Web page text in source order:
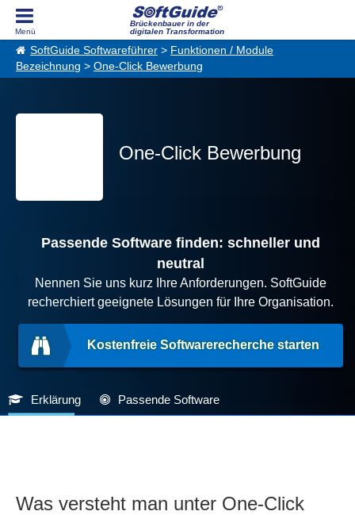
Brückenbauer in der
digitalen Transformation
SoftGuide Softwareführer > Funktionen / Module
Bezeichnung > One-Click Bewerbung
One-Click Bewerbung
Passende Software finden: schneller und
neutral
Nennen Sie uns kurz Ihre Anforderungen. SoftGuide
recherchiert geeignete Lösungen für Ihre Organisation.
Kostenfreie Softwarerecherche starten
Erklärung Passende Software
Was versteht man unter One-Click